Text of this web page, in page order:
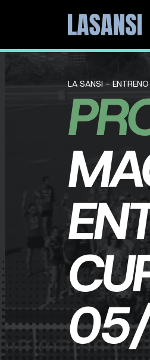
LA SANSI - ENTRENO